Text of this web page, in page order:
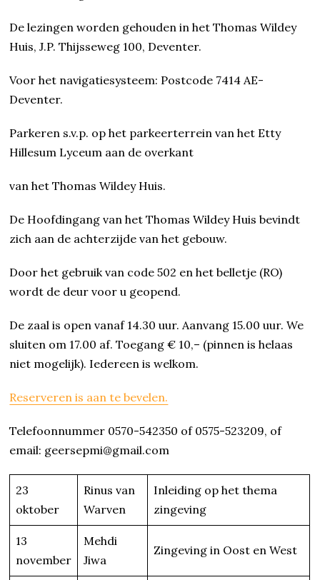
De lezingen worden gehouden in het Thomas Wildey
Huis, J.P. Thijsseweg 100, Deventer.
Voor het navigatiesysteem: Postcode 7414 AE-
Deventer.
Parkeren s.v.p. op het parkeerterrein van het Etty
Hillesum Lyceum aan de overkant
van het Thomas Wildey Huis.
De Hoofdingang van het Thomas Wildey Huis bevindt
zich aan de achterzijde van het gebouw.
Door het gebruik van code 502 en het belletje (RO)
wordt de deur voor u geopend.
De zaal is open vanaf 14.30 uur. Aanvang 15.00 uur. We
sluiten om 17.00 af. Toegang € 10,– (pinnen is helaas
niet mogelijk). Iedereen is welkom.
Reserveren is aan te bevelen.
Telefoonnummer 0570-542350 of 0575-523209, of
email: geersepmi@gmail.com
23
oktober
Rinus van
Warven
Inleiding op het thema
zingeving
13
november
Mehdi
Jiwa
Zingeving in Oost en West